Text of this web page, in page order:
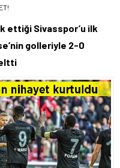
ettiği Sivasspor’u ilk
golleriyle 2-0